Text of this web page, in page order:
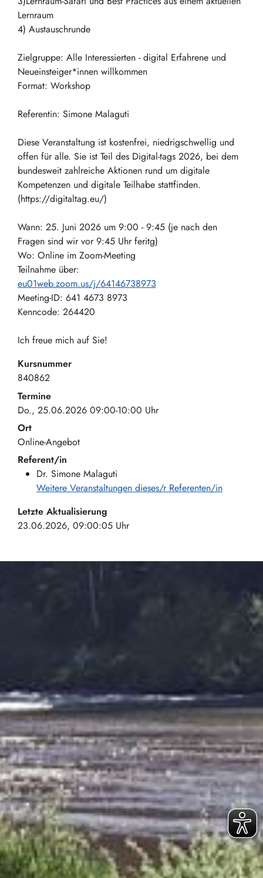
Lernraum
4) Austauschrunde
Zielgruppe: Alle Interessierten - digital Erfahrene und
Neueinsteiger*innen willkommen
Format: Workshop
Referentin: Simone Malaguti
Diese Veranstaltung ist kostenfrei, niedrigschwellig und
offen für alle. Sie ist Teil des Digital-tags 2026, bei dem
bundesweit zahlreiche Aktionen rund um digitale
Kompetenzen und digitale Teilhabe stattfinden.
(https://digitaltag.eu/)
Wann: 25. Juni 2026 um 9:00 - 9:45 (je nach den
Fragen sind wir vor 9:45 Uhr feritg)
Wo: Online im Zoom-Meeting
Teilnahme über:
eu01web.zoom.us/j/64146738973
Meeting-ID: 641 4673 8973
Kenncode: 264420
Ich freue mich auf Sie!
Kursnummer
840862
Termine
Do., 25.06.2026 09:00-10:00 Uhr
Ort
Online-Angebot
Referent/in
Dr. Simone Malaguti
Weitere Veranstaltungen dieses/r Referenten/in
Letzte Aktualisierung
23.06.2026, 09:00:05 Uhr